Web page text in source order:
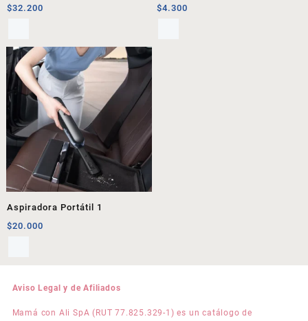
$32.200
$4.300
Aspiradora Portátil 1
$20.000
Aviso Legal y de Afiliados
Mamá con Ali SpA (RUT 77.825.329-1) es un catálogo de